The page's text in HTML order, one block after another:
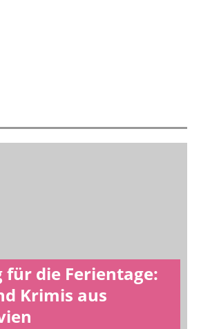
für die Ferientage:
Krimis aus